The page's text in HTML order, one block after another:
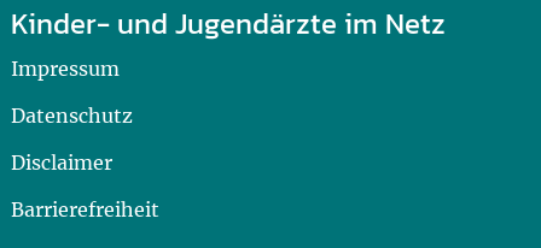
Kinder- und Jugendärzte im Netz
Impressum
Datenschutz
Disclaimer
Barrierefreiheit